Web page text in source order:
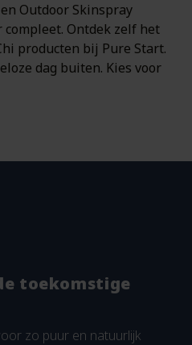
Outdoor Skinspray
Ontdek zelf het
producten bij Pure Start.
dag buiten. Kies voor
toekomstige
zo puur en natuurlijk